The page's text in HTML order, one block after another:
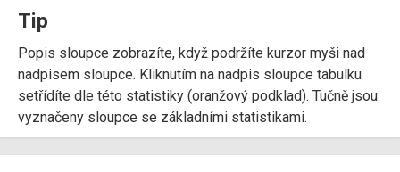
Tip
Popis sloupce zobrazíte, když podržíte kurzor myši nad
nadpisem sloupce. Kliknutím na nadpis sloupce tabulku
setřídíte dle této statistiky (oranžový podklad). Tučně jsou
vyznačeny sloupce se základními statistikami.